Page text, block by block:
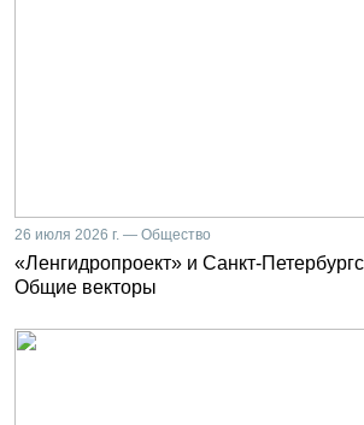
26 июля 2026 г. — Общество
«Ленгидропроект» и Санкт-
Общие векторы